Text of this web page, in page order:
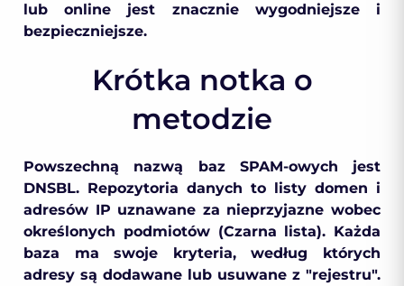
lub online jest znacznie wygodniejsze i
bezpieczniejsze.
Krótka notka o
metodzie
Powszechną nazwą baz SPAM-owych jest
DNSBL. Repozytoria danych to listy domen i
adresów IP uznawane za nieprzyjazne wobec
określonych podmiotów (Czarna lista). Każda
baza ma swoje kryteria, według których
adresy są dodawane lub usuwane z "rejestru".